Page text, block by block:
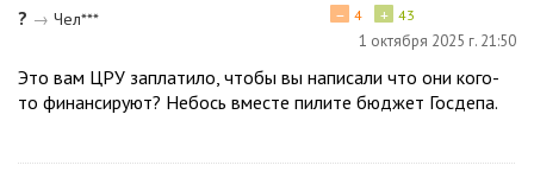
? → Чел*** + 43
− 4
1 октября 2025 г. 21:50
Это вам ЦРУ заплатило, чтобы вы написали что они кого-
то финансируют? Небось вместе пилите бюджет Госдепа.